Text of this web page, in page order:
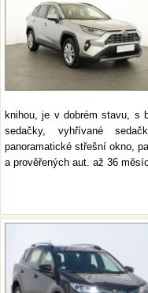
knihou, je v dobrém stavu, s
sedačky, vyhřívané
panoramatické střešní okno,
a prověřených aut. až 36